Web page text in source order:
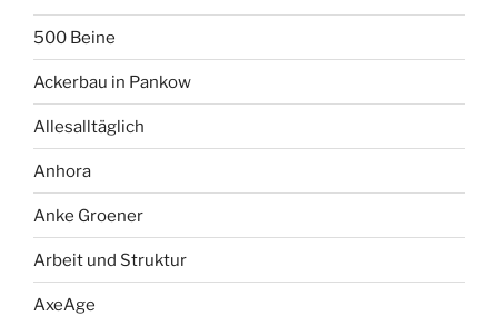
500 Beine
Ackerbau in Pankow
Allesalltäglich
Anhora
Anke Groener
Arbeit und Struktur
AxeAge